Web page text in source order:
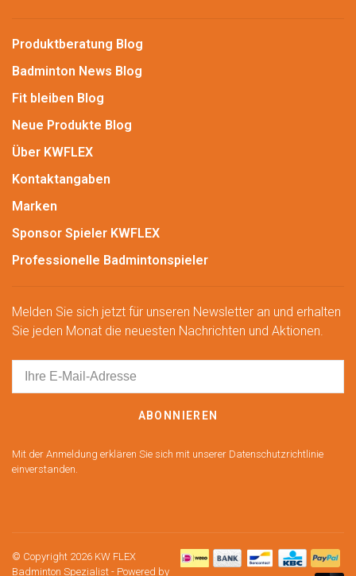
Produktberatung Blog
Badminton News Blog
Fit bleiben Blog
Neue Produkte Blog
Über KWFLEX
Kontaktangaben
Marken
Sponsor Spieler KWFLEX
Professionelle Badmintonspieler
Melden Sie sich jetzt für unseren Newsletter an und erhalten
Sie jeden Monat die neuesten Nachrichten und Aktionen.
ABONNIEREN
Mit der Anmeldung erklären Sie sich mit unserer Datenschutzrichtlinie
einverstanden.
© Copyright 2026 KW FLEX
Badminton Spezialist - Powered by